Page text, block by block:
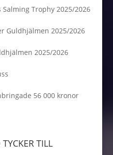
Trophy 2025/2026
Guldhjälmen 2025/2026
2025/2026
56 000 kronor
TILL